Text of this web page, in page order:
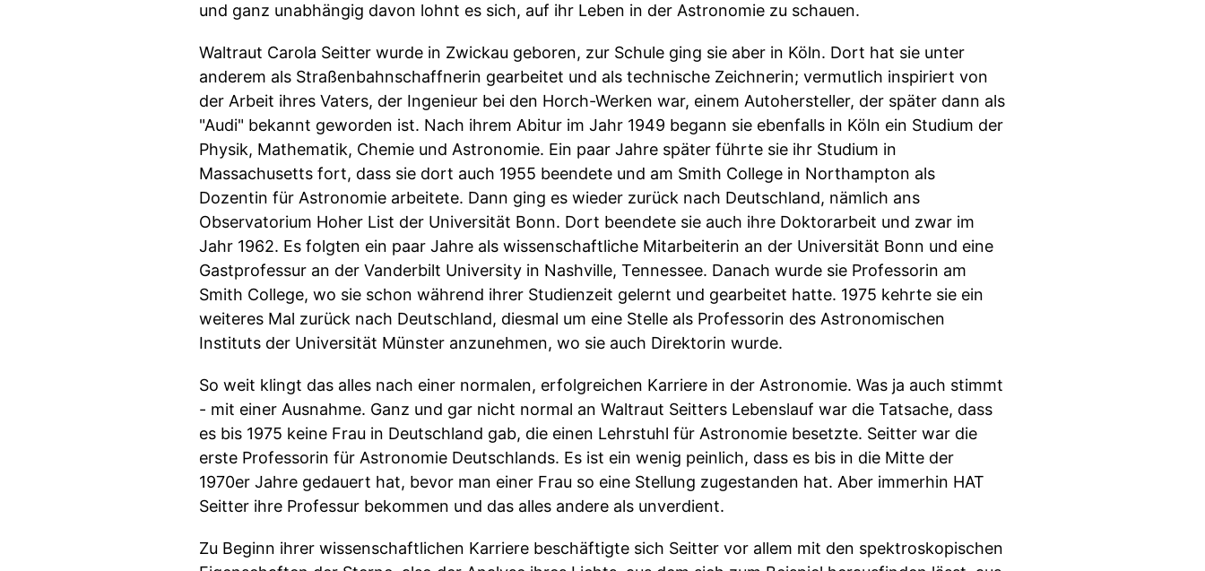
und ganz unabhängig davon lohnt es sich, auf ihr Leben in der Astronomie zu schauen.
Waltraut Carola Seitter wurde in Zwickau geboren, zur Schule ging sie aber in Köln. Dort hat sie unter
anderem als Straßenbahnschaffnerin gearbeitet und als technische Zeichnerin; vermutlich inspiriert von
der Arbeit ihres Vaters, der Ingenieur bei den Horch-Werken war, einem Autohersteller, der später dann als
"Audi" bekannt geworden ist. Nach ihrem Abitur im Jahr 1949 begann sie ebenfalls in Köln ein Studium der
Physik, Mathematik, Chemie und Astronomie. Ein paar Jahre später führte sie ihr Studium in
Massachusetts fort, dass sie dort auch 1955 beendete und am Smith College in Northampton als
Dozentin für Astronomie arbeitete. Dann ging es wieder zurück nach Deutschland, nämlich ans
Observatorium Hoher List der Universität Bonn. Dort beendete sie auch ihre Doktorarbeit und zwar im
Jahr 1962. Es folgten ein paar Jahre als wissenschaftliche Mitarbeiterin an der Universität Bonn und eine
Gastprofessur an der Vanderbilt University in Nashville, Tennessee. Danach wurde sie Professorin am
Smith College, wo sie schon während ihrer Studienzeit gelernt und gearbeitet hatte. 1975 kehrte sie ein
weiteres Mal zurück nach Deutschland, diesmal um eine Stelle als Professorin des Astronomischen
Instituts der Universität Münster anzunehmen, wo sie auch Direktorin wurde.
So weit klingt das alles nach einer normalen, erfolgreichen Karriere in der Astronomie. Was ja auch stimmt
- mit einer Ausnahme. Ganz und gar nicht normal an Waltraut Seitters Lebenslauf war die Tatsache, dass
es bis 1975 keine Frau in Deutschland gab, die einen Lehrstuhl für Astronomie besetzte. Seitter war die
erste Professorin für Astronomie Deutschlands. Es ist ein wenig peinlich, dass es bis in die Mitte der
1970er Jahre gedauert hat, bevor man einer Frau so eine Stellung zugestanden hat. Aber immerhin HAT
Seitter ihre Professur bekommen und das alles andere als unverdient.
Zu Beginn ihrer wissenschaftlichen Karriere beschäftigte sich Seitter vor allem mit den spektroskopischen